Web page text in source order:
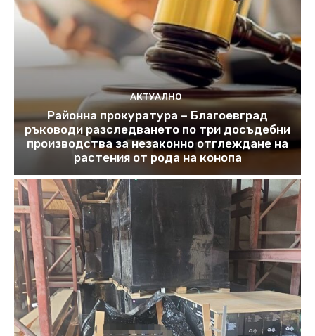
АКТУАЛНО
Районна прокуратура – Благоевград
ръководи разследването по три досъдебни
производства за незаконно отглеждане на
растения от рода на конопа